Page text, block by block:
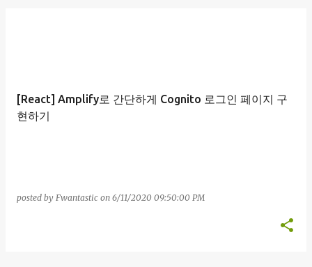
[React] Amplify로 간단하게 Cognito 로그인 페이지 구
현하기
posted by Fwantastic on 6/11/2020 09:50:00 PM